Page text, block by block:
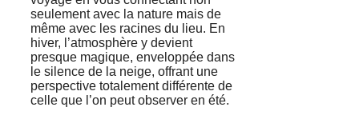
seulement avec la nature mais de
même avec les racines du lieu. En
hiver, l’atmosphère y devient
presque magique, enveloppée dans
le silence de la neige, offrant une
perspective totalement différente de
celle que l’on peut observer en été.